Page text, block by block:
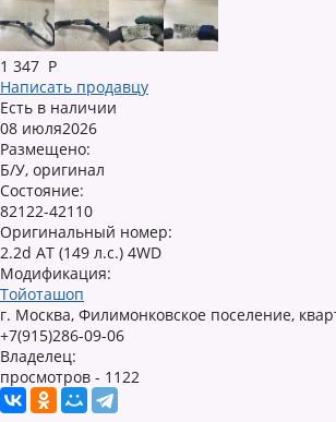
1 347 Р
Написать продавцу
Есть в наличии
08 июля2026
Размещено:
Б/У, оригинал
Состояние:
82122-42110
Оригинальный номер:
2.2d AT (149 л.с.) 4WD
Модификация:
Тойоташоп
г. Москва, Филимонковское поселение,
+7(915)286-09-06
Владелец:
просмотров - 1122